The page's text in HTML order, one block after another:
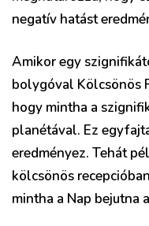
negatív hatást
Amikor egy
bolygóval Kölcsönös
hogy mintha a
planétával. Ez
eredményez. Tehát
kölcsönös
mintha a Nap bejutna